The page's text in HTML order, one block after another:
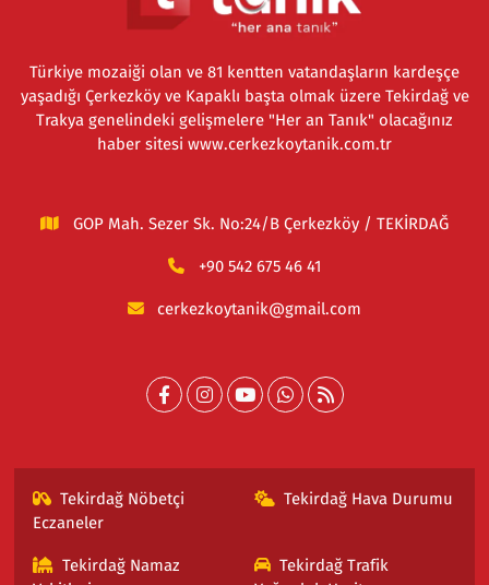
Türkiye mozaiği olan ve 81 kentten vatandaşların kardeşçe
yaşadığı Çerkezköy ve Kapaklı başta olmak üzere Tekirdağ ve
Trakya genelindeki gelişmelere "Her an Tanık" olacağınız
haber sitesi www.cerkezkoytanik.com.tr
GOP Mah. Sezer Sk. No:24/B Çerkezköy / TEKİRDAĞ
+90 542 675 46 41
cerkezkoytanik@gmail.com
Tekirdağ Nöbetçi
Eczaneler
Tekirdağ Hava Durumu
Tekirdağ Namaz
Tekirdağ Trafik